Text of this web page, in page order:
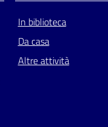
In biblioteca
Da casa
Altre attività